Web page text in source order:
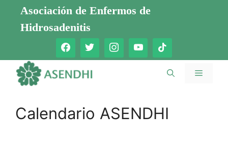
Saltar
contenido
Asociación de Enfermos de
Hidrosadenitis
Menú
Calendario ASENDHI